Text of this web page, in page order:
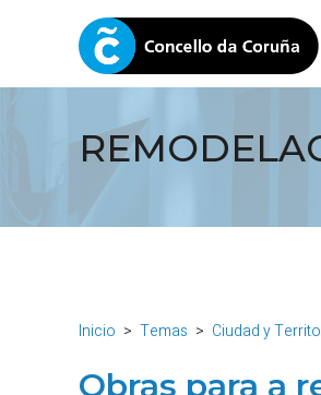
Inicio Temas Ciudad y
Obras para a